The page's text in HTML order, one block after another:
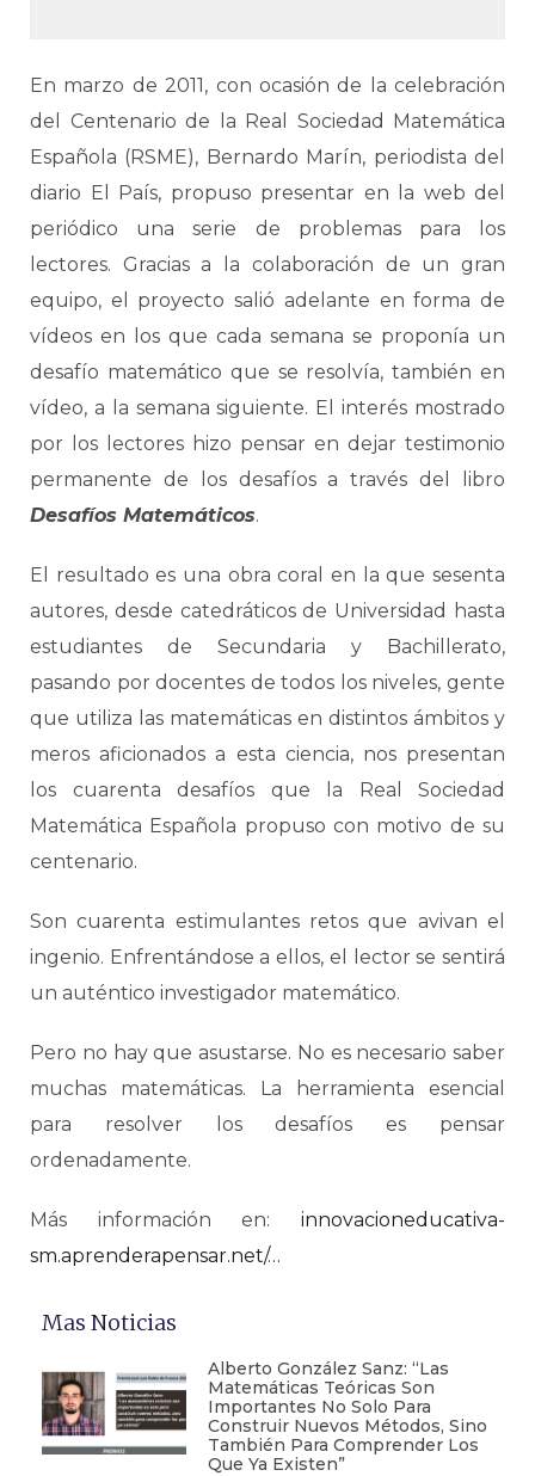
En marzo de 2011, con ocasión de la celebración
del Centenario de la Real Sociedad Matemática
Española (RSME), Bernardo Marín, periodista del
diario El País, propuso presentar en la web del
periódico una serie de problemas para los
lectores. Gracias a la colaboración de un gran
equipo, el proyecto salió adelante en forma de
vídeos en los que cada semana se proponía un
desafío matemático que se resolvía, también en
vídeo, a la semana siguiente. El interés mostrado
por los lectores hizo pensar en dejar testimonio
permanente de los desafíos a través del libro
Desafíos Matemáticos.
El resultado es una obra coral en la que sesenta
autores, desde catedráticos de Universidad hasta
estudiantes de Secundaria y Bachillerato,
pasando por docentes de todos los niveles, gente
que utiliza las matemáticas en distintos ámbitos y
meros aficionados a esta ciencia, nos presentan
los cuarenta desafíos que la Real Sociedad
Matemática Española propuso con motivo de su
centenario.
Son cuarenta estimulantes retos que avivan el
ingenio. Enfrentándose a ellos, el lector se sentirá
un auténtico investigador matemático.
Pero no hay que asustarse. No es necesario saber
muchas matemáticas. La herramienta esencial
para resolver los desafíos es pensar
ordenadamente.
Más información en: innovacioneducativa-
sm.aprenderapensar.net/…
Mas Noticias
Alberto González Sanz: “Las
Matemáticas Teóricas Son
Importantes No Solo Para
Construir Nuevos Métodos, Sino
También Para Comprender Los
Que Ya Existen”